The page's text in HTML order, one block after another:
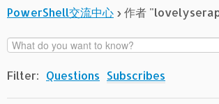
PowerShell交流中心 › 作者
Filter: Questions Subscribes